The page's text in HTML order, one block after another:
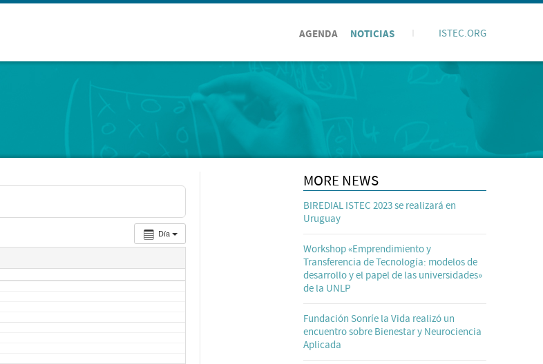
AGENDA NOTICIAS ISTEC.ORG
Día
MORE NEWS
BIREDIAL ISTEC 2023 se realizará en
Uruguay
Workshop «Emprendimiento y
Transferencia de Tecnología: modelos de
desarrollo y el papel de las universidades»
de la UNLP
Fundación Sonríe la Vida realizó un
encuentro sobre Bienestar y Neurociencia
Aplicada